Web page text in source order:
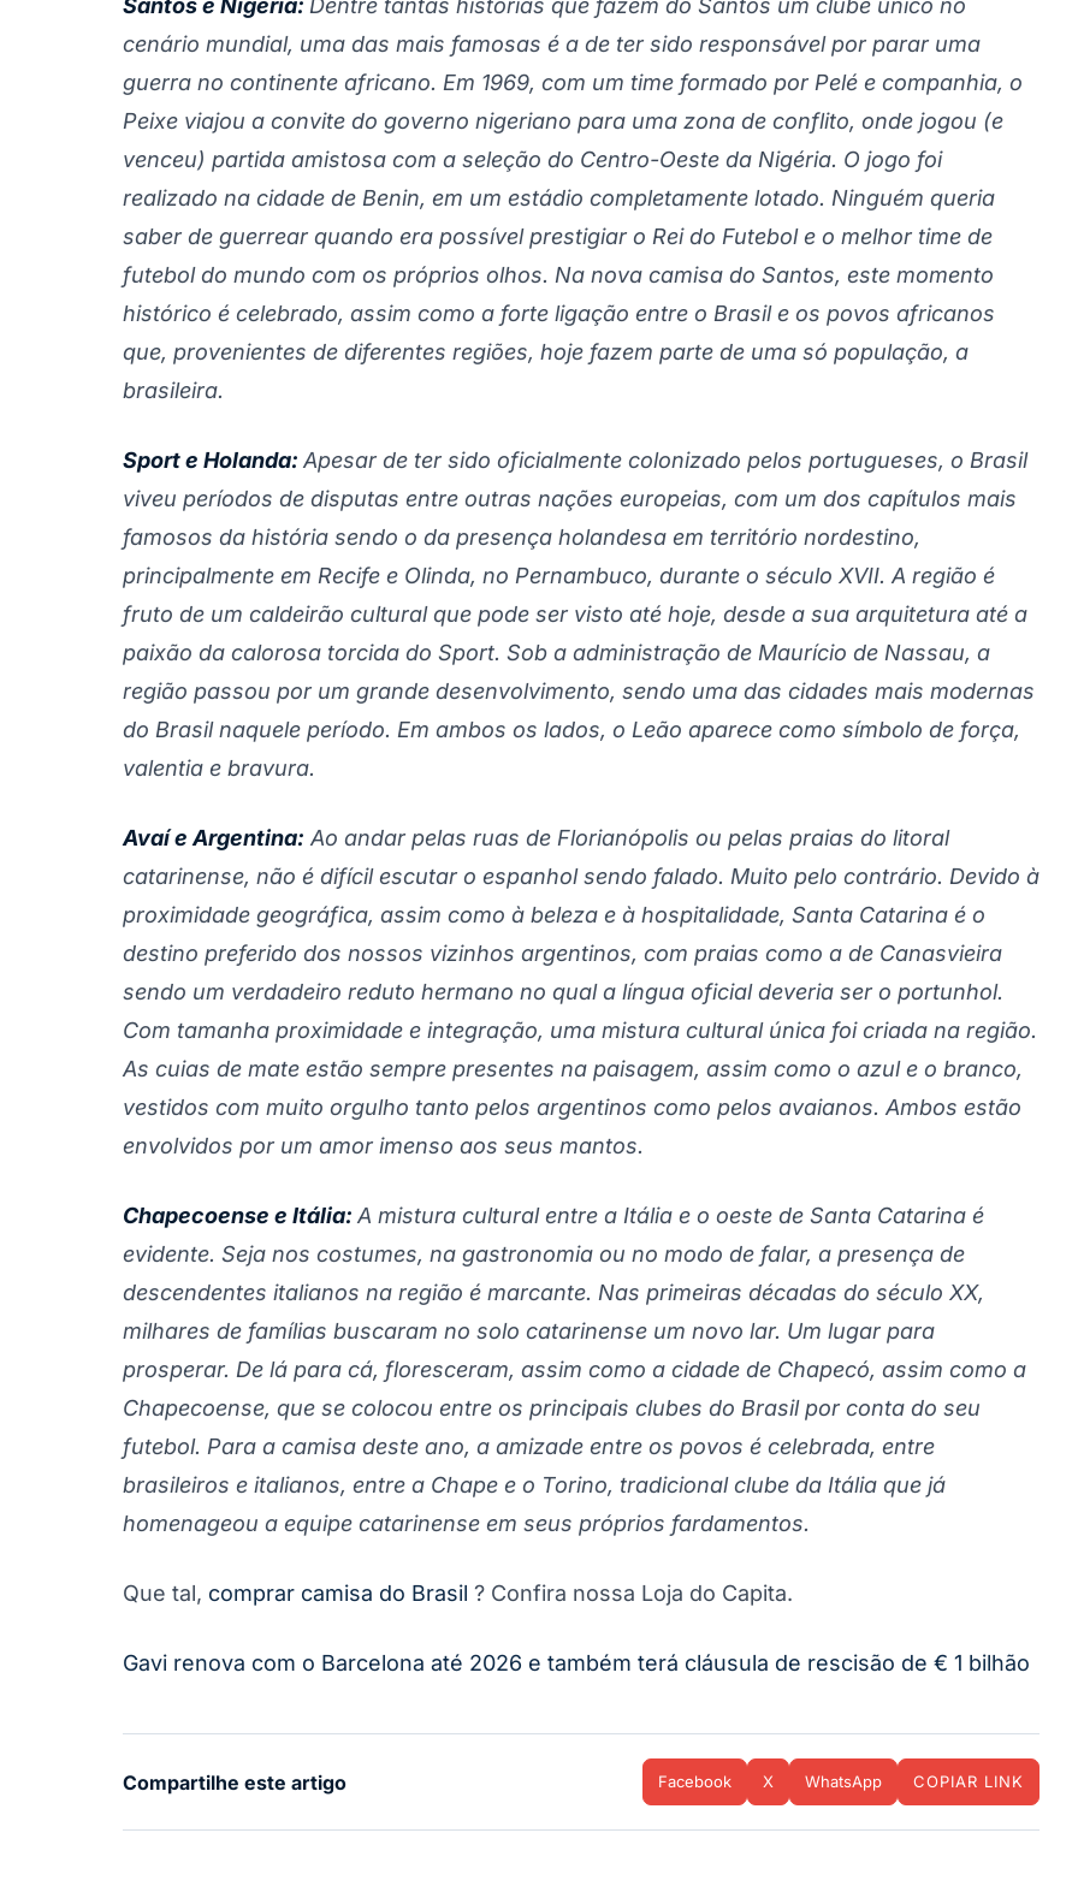
cenário mundial, uma das mais famosas é a de ter sido responsável por parar uma
guerra no continente africano. Em 1969, com um time formado por Pelé e companhia, o
Peixe viajou a convite do governo nigeriano para uma zona de conflito, onde jogou (e
venceu) partida amistosa com a seleção do Centro-Oeste da Nigéria. O jogo foi
realizado na cidade de Benin, em um estádio completamente lotado. Ninguém queria
saber de guerrear quando era possível prestigiar o Rei do Futebol e o melhor time de
futebol do mundo com os próprios olhos. Na nova camisa do Santos, este momento
histórico é celebrado, assim como a forte ligação entre o Brasil e os povos africanos
que, provenientes de diferentes regiões, hoje fazem parte de uma só população, a
brasileira.
Sport e Holanda: Apesar de ter sido oficialmente colonizado pelos portugueses, o Brasil
viveu períodos de disputas entre outras nações europeias, com um dos capítulos mais
famosos da história sendo o da presença holandesa em território nordestino,
principalmente em Recife e Olinda, no Pernambuco, durante o século XVII. A região é
fruto de um caldeirão cultural que pode ser visto até hoje, desde a sua arquitetura até a
paixão da calorosa torcida do Sport. Sob a administração de Maurício de Nassau, a
região passou por um grande desenvolvimento, sendo uma das cidades mais modernas
do Brasil naquele período. Em ambos os lados, o Leão aparece como símbolo de força,
valentia e bravura.
Avaí e Argentina: Ao andar pelas ruas de Florianópolis ou pelas praias do litoral
catarinense, não é difícil escutar o espanhol sendo falado. Muito pelo contrário. Devido à
proximidade geográfica, assim como à beleza e à hospitalidade, Santa Catarina é o
destino preferido dos nossos vizinhos argentinos, com praias como a de Canasvieira
sendo um verdadeiro reduto hermano no qual a língua oficial deveria ser o portunhol.
Com tamanha proximidade e integração, uma mistura cultural única foi criada na região.
As cuias de mate estão sempre presentes na paisagem, assim como o azul e o branco,
vestidos com muito orgulho tanto pelos argentinos como pelos avaianos. Ambos estão
envolvidos por um amor imenso aos seus mantos.
Chapecoense e Itália: A mistura cultural entre a Itália e o oeste de Santa Catarina é
evidente. Seja nos costumes, na gastronomia ou no modo de falar, a presença de
descendentes italianos na região é marcante. Nas primeiras décadas do século XX,
milhares de famílias buscaram no solo catarinense um novo lar. Um lugar para
prosperar. De lá para cá, floresceram, assim como a cidade de Chapecó, assim como a
Chapecoense, que se colocou entre os principais clubes do Brasil por conta do seu
futebol. Para a camisa deste ano, a amizade entre os povos é celebrada, entre
brasileiros e italianos, entre a Chape e o Torino, tradicional clube da Itália que já
homenageou a equipe catarinense em seus próprios fardamentos.
Que tal, comprar camisa do Brasil ? Confira nossa Loja do Capita.
Gavi renova com o Barcelona até 2026 e também terá cláusula de rescisão de € 1 bilhão
Compartilhe este artigo Facebook X WhatsApp COPIAR LINK